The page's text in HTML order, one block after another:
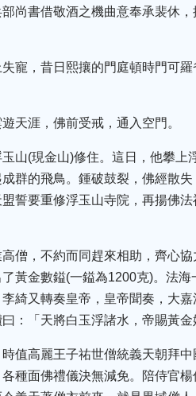
尚書借敬酒之機曲意奉承裴休
寵，昔日熙攘的門庭頓時門可
天涯，佛前受戒，通入空門。
山(現金山)修住。這日，他攀
群的飛鳥。鍾破鼓裂，佛經散
誓要重修浮玉山寺院，再揚佛
僧，不約而同趕來相助，齊心
黃金數鎰(一鎰為1200克)。法
綺又轉奏皇帝，皇帝聞奏，大
：「天將白玉浮諸水，帝賜黃金
值高麗王子祐世僧統義天朝拜
種面佛禮儀決無減免。陪侍官